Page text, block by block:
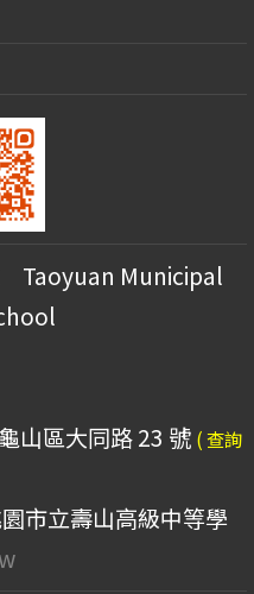
Taoyuan Municipal
山區大同路 23 號 ( 查詢
市立壽山高級中等學